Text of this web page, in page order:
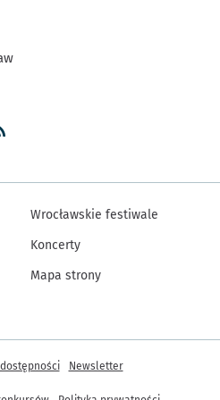
Wrocławskie festiwale
Koncerty
Mapa strony
Newsletter